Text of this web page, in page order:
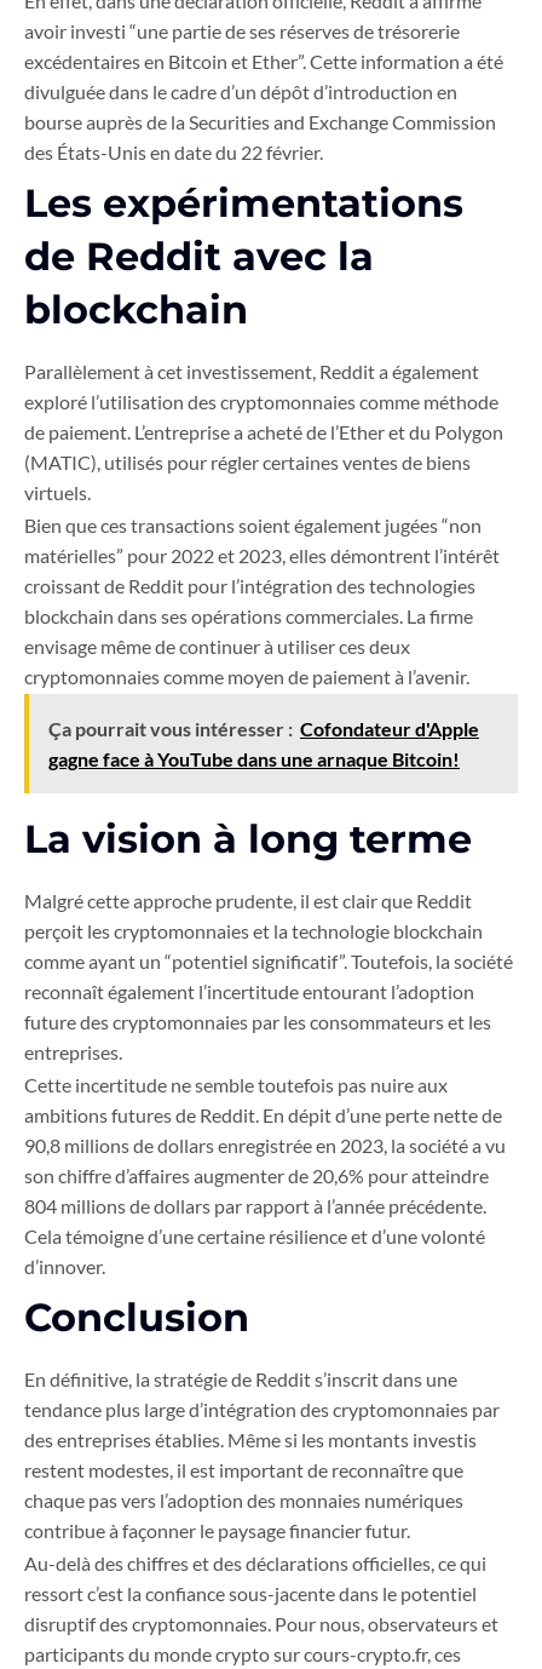
avoir investi “une partie de ses réserves de trésorerie
excédentaires en Bitcoin et Ether”. Cette information a été
divulguée dans le cadre d’un dépôt d’introduction en
bourse auprès de la Securities and Exchange Commission
des États-Unis en date du 22 février.
Les expérimentations
de Reddit avec la
blockchain
Parallèlement à cet investissement, Reddit a également
exploré l’utilisation des cryptomonnaies comme méthode
de paiement. L’entreprise a acheté de l’Ether et du Polygon
(MATIC), utilisés pour régler certaines ventes de biens
virtuels.
Bien que ces transactions soient également jugées “non
matérielles” pour 2022 et 2023, elles démontrent l’intérêt
croissant de Reddit pour l’intégration des technologies
blockchain dans ses opérations commerciales. La firme
envisage même de continuer à utiliser ces deux
cryptomonnaies comme moyen de paiement à l’avenir.
Ça pourrait vous intéresser : Cofondateur d'Apple
gagne face à YouTube dans une arnaque Bitcoin!
La vision à long terme
Malgré cette approche prudente, il est clair que Reddit
perçoit les cryptomonnaies et la technologie blockchain
comme ayant un “potentiel significatif”. Toutefois, la société
reconnaît également l’incertitude entourant l’adoption
future des cryptomonnaies par les consommateurs et les
entreprises.
Cette incertitude ne semble toutefois pas nuire aux
ambitions futures de Reddit. En dépit d’une perte nette de
90,8 millions de dollars enregistrée en 2023, la société a vu
son chiffre d’affaires augmenter de 20,6% pour atteindre
804 millions de dollars par rapport à l’année précédente.
Cela témoigne d’une certaine résilience et d’une volonté
d’innover.
Conclusion
En définitive, la stratégie de Reddit s’inscrit dans une
tendance plus large d’intégration des cryptomonnaies par
des entreprises établies. Même si les montants investis
restent modestes, il est important de reconnaître que
chaque pas vers l’adoption des monnaies numériques
contribue à façonner le paysage financier futur.
Au-delà des chiffres et des déclarations officielles, ce qui
ressort c’est la confiance sous-jacente dans le potentiel
disruptif des cryptomonnaies. Pour nous, observateurs et
participants du monde crypto sur cours-crypto.fr, ces